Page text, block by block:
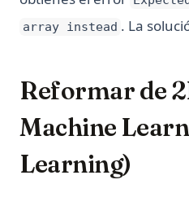
array instead . La
Reformar de
Machine
Learning)